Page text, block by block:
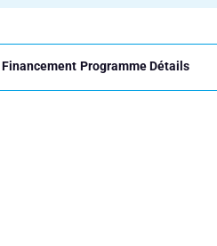
Financement Programme Détails